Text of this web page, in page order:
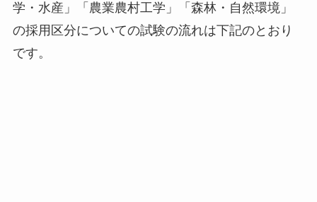
学・水産」「農業農村工学」「森林・自然環境」
の採用区分についての試験の流れは下記のとおり
です。